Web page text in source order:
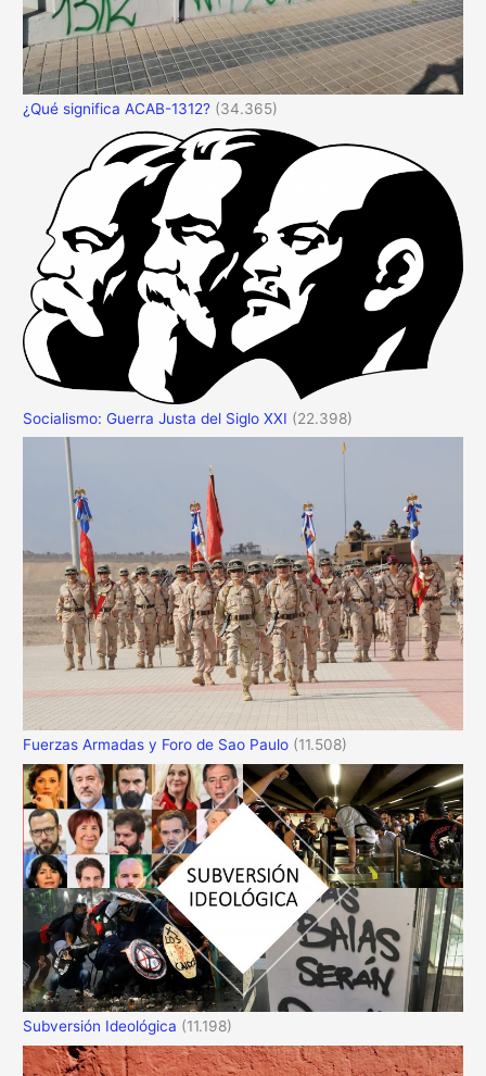
¿Qué significa ACAB-1312? (34.365)
Socialismo: Guerra Justa del Siglo XXI (22.398)
Fuerzas Armadas y Foro de Sao Paulo (11.508)
Subversión Ideológica (11.198)